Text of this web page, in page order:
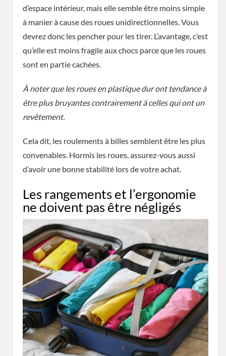
d’espace intérieur, mais elle semble être moins simple
à manier à cause des roues unidirectionnelles. Vous
devrez donc les pencher pour les tirer. L’avantage, c’est
qu’elle est moins fragile aux chocs parce que les roues
sont en partie cachées.
À noter que les roues en plastique dur ont tendance à
être plus bruyantes contrairement à celles qui ont un
revêtement.
Cela dit, les roulements à billes semblent être les plus
convenables. Hormis les roues, assurez-vous aussi
d’avoir une bonne stabilité lors de votre achat.
Les rangements et l’ergonomie
ne doivent pas être négligés